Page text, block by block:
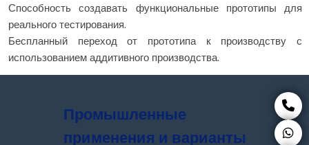
Способность создавать функциональные прототипы для
реального тестирования.
Беспланный переход от прототипа к производству с
использованием аддитивного производства.
Промышленные
применения и варианты